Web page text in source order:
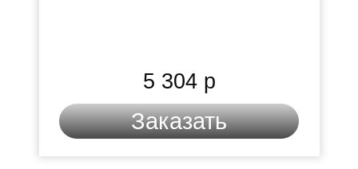
Заказать
5 304 р